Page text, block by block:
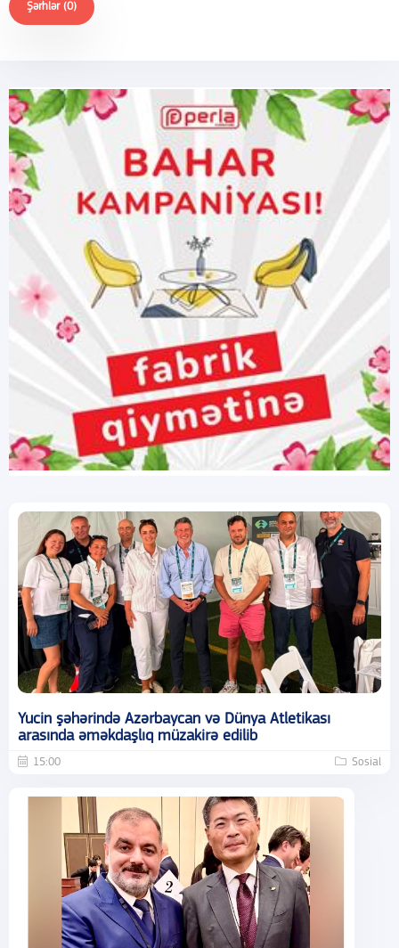
Şərhlər (0)
Yucin şəhərində Azərbaycan və Dünya Atletikası
arasında əməkdaşlıq müzakirə edilib
15:00 Sosial